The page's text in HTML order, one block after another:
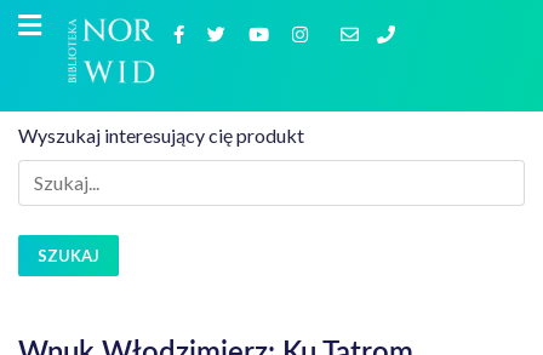
Wyszukaj interesujący cię produkt
SZUKAJ